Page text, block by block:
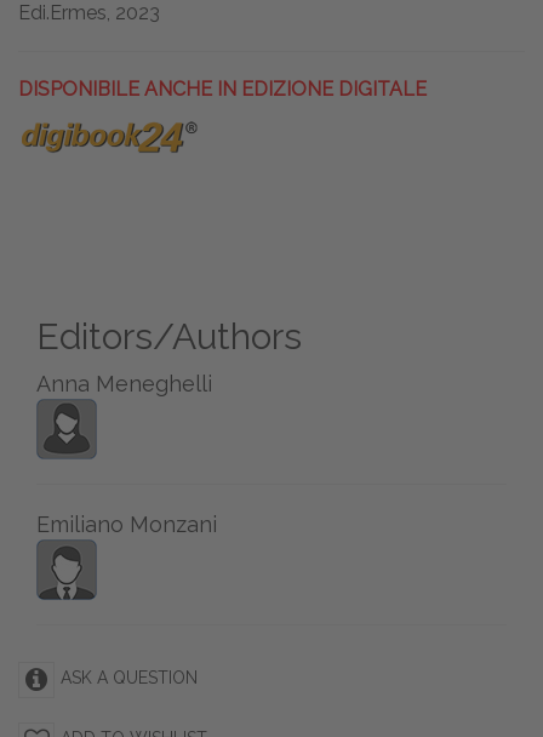
Edi.Ermes, 2023
DISPONIBILE ANCHE IN EDIZIONE DIGITALE
Editors/Authors
Anna Meneghelli
Emiliano Monzani
ASK A QUESTION